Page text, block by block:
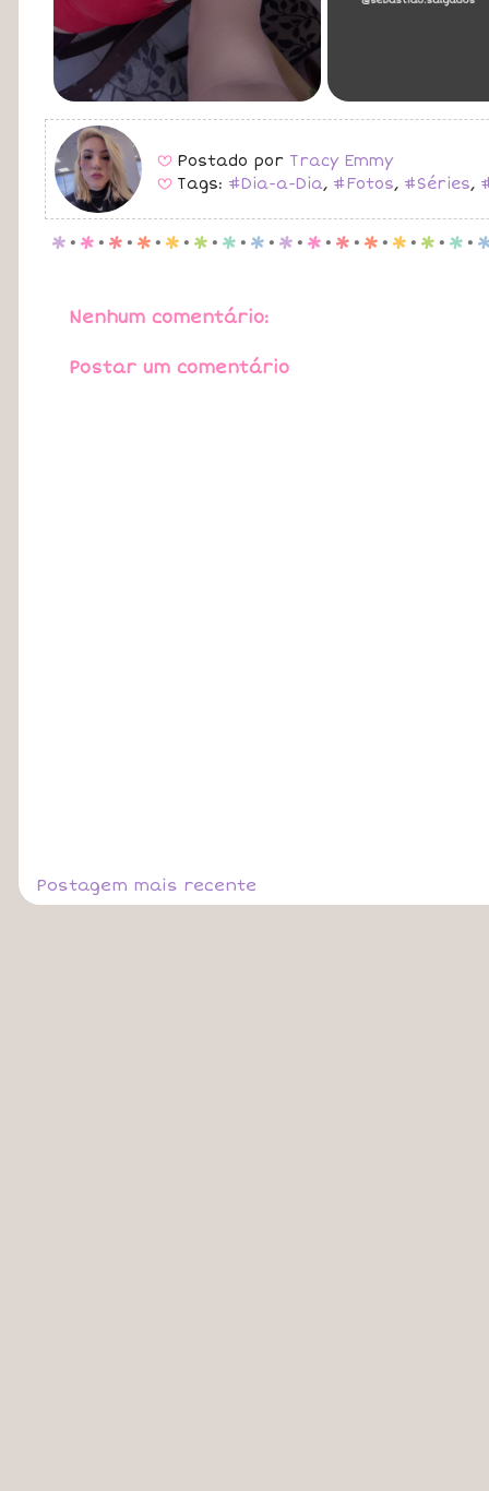
B Postado por Tracy Emmy
B Tags: #Dia-a-Dia, #Fotos, #Séries,
p . p . p . p . p . p . p . p . p . p . p . p . p . p . p .
Nenhum comentário:
Postar um comentário
Postagem mais recente